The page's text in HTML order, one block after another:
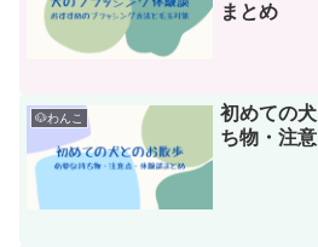
まとめ
🐶わんこ
初めての
ち物・注